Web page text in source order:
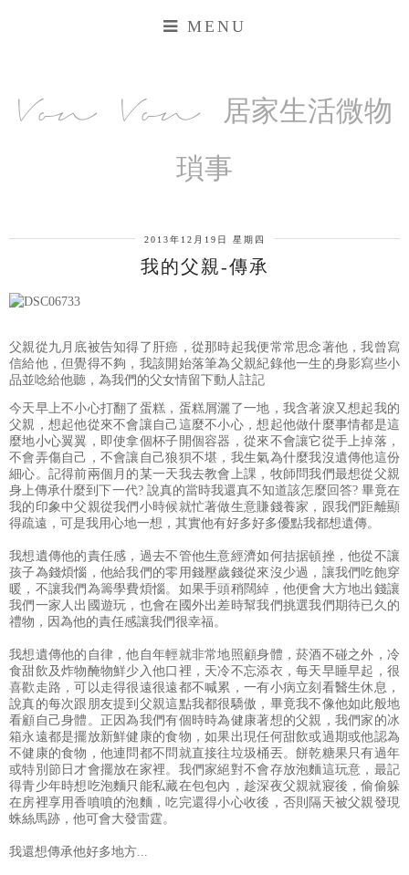
MENU
Von Von 居家生活微物
瑣事
2013年12月19日 星期四
我的父親-傳承
父親從九月底被告知得了肝癌，從那時起我便常常思念著他，我曾寫
信給他，但覺得不夠，我該開始落筆為父親紀錄他一生的身影寫些小
品並唸給他聽，為我們的父女情留下動人註記
今天早上不小心打翻了蛋糕，蛋糕屑灑了一地，我含著淚又想起我的
父親，想起他從來不會讓自己這麼不小心，想起他做什麼事情都是這
麼地小心翼翼，即使拿個杯子開個容器，從來不會讓它從手上掉落，
不會弄傷自己，不會讓自己狼狽不堪，我生氣為什麼我沒遺傳他這份
細心。記得前兩個月的某一天我去教會上課，牧師問我們最想從父親
身上傳承什麼到下一代? 說真的當時我還真不知道該怎麼回答? 畢竟在
我的印象中父親從我們小時候就忙著做生意賺錢養家，跟我們距離顯
得疏遠，可是我用心地一想，其實他有好多好多優點我都想遺傳。
我想遺傳他的責任感，過去不管他生意經濟如何拮据頓挫，他從不讓
孩子為錢煩惱，他給我們的零用錢壓歲錢從來沒少過，讓我們吃飽穿
暖，不讓我們為籌學費煩惱。如果手頭稍闊綽，他便會大方地出錢讓
我們一家人出國遊玩，也會在國外出差時幫我們挑選我們期待已久的
禮物，因為他的責任感讓我們很幸福。
我想遺傳他的自律，他自年輕就非常地照顧身體，菸酒不碰之外，冷
食甜飲及炸物醃物鮮少入他口裡，天冷不忘添衣，每天早睡早起，很
喜歡走路，可以走得很遠很遠都不喊累，一有小病立刻看醫生休息，
說真的每次跟朋友提到父親這點我都很驕傲，畢竟我不像他如此般地
看顧自己身體。正因為我們有個時時為健康著想的父親，我們家的冰
箱永遠都是擺放新鮮健康的食物，如果出現任何甜飲或過期或他認為
不健康的食物，他連問都不問就直接往垃圾桶丟。餅乾糖果只有過年
或特別節日才會擺放在家裡。我們家絕對不會存放泡麵這玩意，最記
得青少年時想吃泡麵只能私藏在包包內，趁深夜父親就寢後，偷偷躲
在房裡享用香噴噴的泡麵，吃完還得小心收後，否則隔天被父親發現
蛛絲馬跡，他可會大發雷霆。
我還想傳承他好多地方...